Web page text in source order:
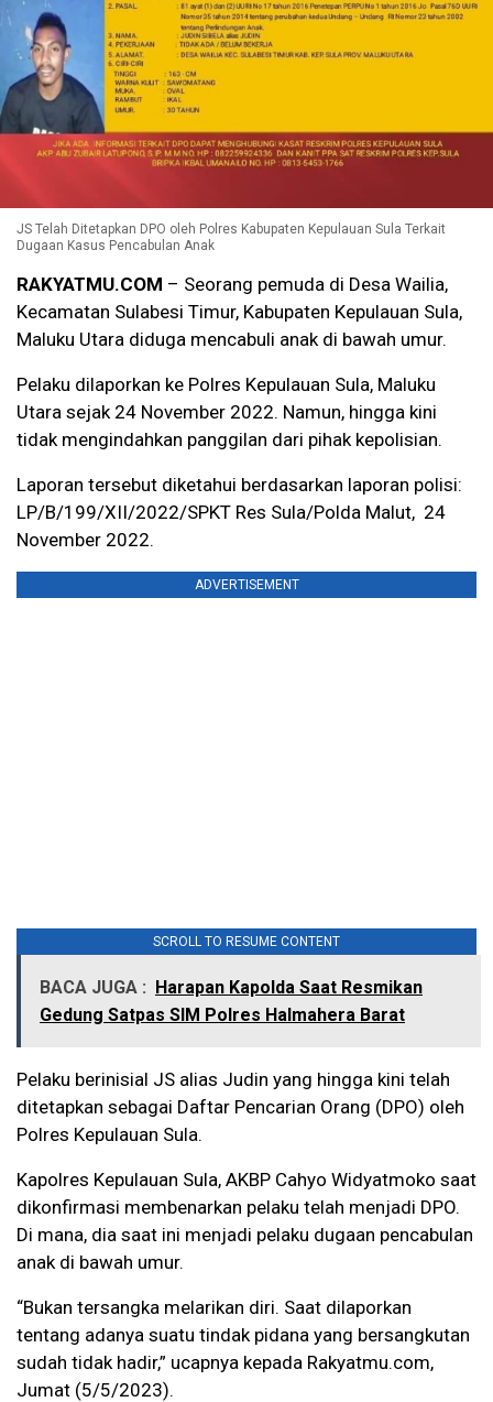
JS Telah Ditetapkan DPO oleh Polres Kabupaten Kepulauan Sula Terkait
Dugaan Kasus Pencabulan Anak
RAKYATMU.COM – Seorang pemuda di Desa Wailia,
Kecamatan Sulabesi Timur, Kabupaten Kepulauan Sula,
Maluku Utara diduga mencabuli anak di bawah umur.
Pelaku dilaporkan ke Polres Kepulauan Sula, Maluku
Utara sejak 24 November 2022. Namun, hingga kini
tidak mengindahkan panggilan dari pihak kepolisian.
Laporan tersebut diketahui berdasarkan laporan polisi:
LP/B/199/XII/2022/SPKT Res Sula/Polda Malut, 24
November 2022.
ADVERTISEMENT
SCROLL TO RESUME CONTENT
BACA JUGA :
Harapan Kapolda Saat Resmikan
Gedung Satpas SIM Polres Halmahera Barat
Pelaku berinisial JS alias Judin yang hingga kini telah
ditetapkan sebagai Daftar Pencarian Orang (DPO) oleh
Polres Kepulauan Sula.
Kapolres Kepulauan Sula, AKBP Cahyo Widyatmoko saat
dikonfirmasi membenarkan pelaku telah menjadi DPO.
Di mana, dia saat ini menjadi pelaku dugaan pencabulan
anak di bawah umur.
“Bukan tersangka melarikan diri. Saat dilaporkan
tentang adanya suatu tindak pidana yang bersangkutan
sudah tidak hadir,” ucapnya kepada Rakyatmu.com,
Jumat (5/5/2023).